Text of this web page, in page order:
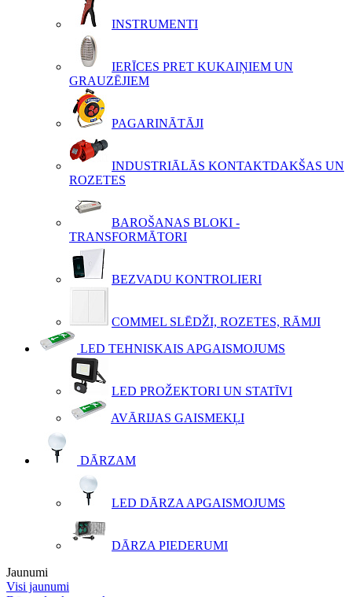
INSTRUMENTI
IERĪCES PRET KUKAIŅIEM UN
GRAUZĒJIEM
PAGARINĀTĀJI
INDUSTRIĀLĀS KONTAKTDAKŠAS UN
ROZETES
BAROŠANAS BLOKI -
TRANSFORMĀTORI
BEZVADU KONTROLIERI
COMMEL SLĒDŽI, ROZETES, RĀMJI
LED TEHNISKAIS APGAISMOJUMS
LED PROŽEKTORI UN STATĪVI
AVĀRIJAS GAISMEKĻI
DĀRZAM
LED DĀRZA APGAISMOJUMS
DĀRZA PIEDERUMI
Jaunumi
Visi jaunumi